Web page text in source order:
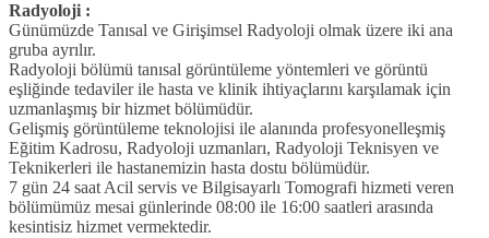
Radyoloji :
Günümüzde Tanısal ve Girişimsel Radyoloji olmak üzere iki ana
gruba ayrılır.
Radyoloji bölümü tanısal görüntüleme yöntemleri ve görüntü
eşliğinde tedaviler ile hasta ve klinik ihtiyaçlarını karşılamak için
uzmanlaşmış bir hizmet bölümüdür.
Gelişmiş görüntüleme teknolojisi ile alanında profesyonelleşmiş
Eğitim Kadrosu, Radyoloji uzmanları, Radyoloji Teknisyen ve
Teknikerleri ile hastanemizin hasta dostu bölümüdür.
7 gün 24 saat Acil servis ve Bilgisayarlı Tomografi hizmeti veren
bölümümüz mesai günlerinde 08:00 ile 16:00 saatleri arasında
kesintisiz hizmet vermektedir.